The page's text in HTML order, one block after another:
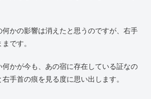
かの影響は消えたと思うのですが、右手
です。
何かが今も、あの宿に存在している証なの
手首の痕を見る度に思い出します。